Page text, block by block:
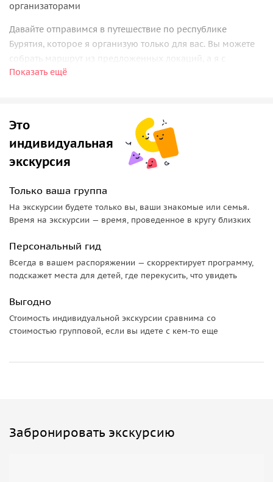
организаторами
Давайте отправимся в путешествие по республике
Бурятия, которое я организую только для вас. Вы можете
собрать маршрут из предложенных локаций, а я с
большим удовольствием организую для вас поездку,
При заказе индивидуального тура вы можете
выбрать:
• уровень комфорта при размещении в отелях или на
базах;
• даты и продолжительность тура;
• всевозможные активности
Итоговая стоимость экскурсии формируется исходя из
Показать ещё
Это
индивидуальная
экскурсия
Только ваша группа
На экскурсии будете только вы, ваши знакомые или семья.
Время на экскурсии — время, проведенное в кругу близких
Персональный гид
Всегда в вашем распоряжении — скорректирует программу,
подскажет места для детей, где перекусить, что увидеть
Выгодно
Стоимость индивидуальной экскурсии сравнима со
стоимостью групповой, если вы идете с кем-то еще
Забронировать экскурсию